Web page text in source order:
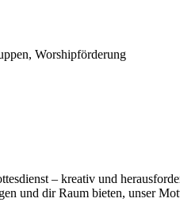
Worshipförderung
– kreativ und
und dir Raum bieten, unser